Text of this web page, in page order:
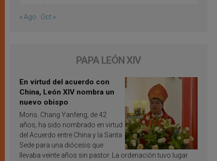
« Ago Oct »
PAPA LEÓN XIV
En virtud del acuerdo con
China, León XIV nombra un
nuevo obispo
Mons. Chang Yanfeng, de 42
años, ha sido nombrado en virtud
del Acuerdo entre China y la Santa
Sede para una diócesis que
llevaba veinte años sin pastor. La ordenación tuvo lugar